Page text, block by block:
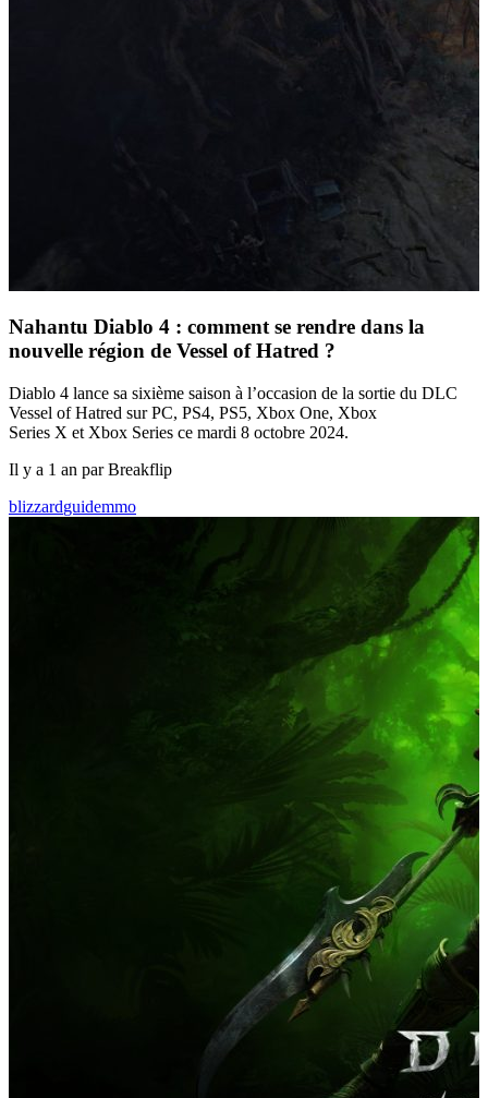
Nahantu Diablo 4 : comment se rendre dans la
nouvelle région de Vessel of Hatred ?
Diablo 4 lance sa sixième saison à l’occasion de la sortie du DLC
Vessel of Hatred sur PC, PS4, PS5, Xbox One, Xbox
Series X et Xbox Series ce mardi 8 octobre 2024.
Il y a 1 an par Breakflip
blizzardguidemmo